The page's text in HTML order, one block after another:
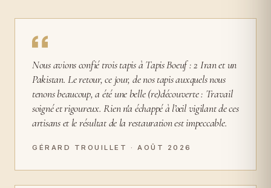
Nous avions confié trois tapis à Tapis Boeuf : 2 Iran et un
Pakistan. Le retour, ce jour, de nos tapis auxquels nous
tenons beaucoup, a été une belle (re)découverte : Travail
soigné et rigoureux. Rien n'a échappé à l’œil vigilant de ces
artisans et le résultat de la restauration est impeccable.
GÉRARD TROUILLET · AOÛT 2026